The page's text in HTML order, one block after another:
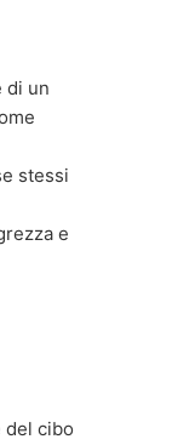
di un
stessi
e
del cibo